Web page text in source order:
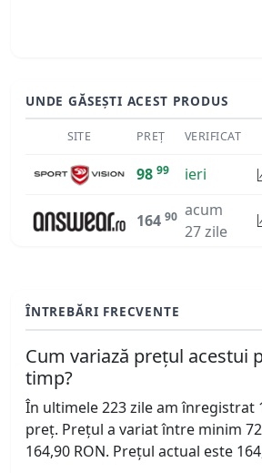
UNDE GĂSEȘTI ACEST PRODUS
SITE PREȚ VERIFICAT
98 99 ieri
164 90 acum
27 zile
ÎNTREBĂRI FRECVENTE
Cum variază prețul acestui
timp?
În ultimele 223 zile am înregistrat
preț. Prețul a variat între minim
164,90 RON. Prețul actual este